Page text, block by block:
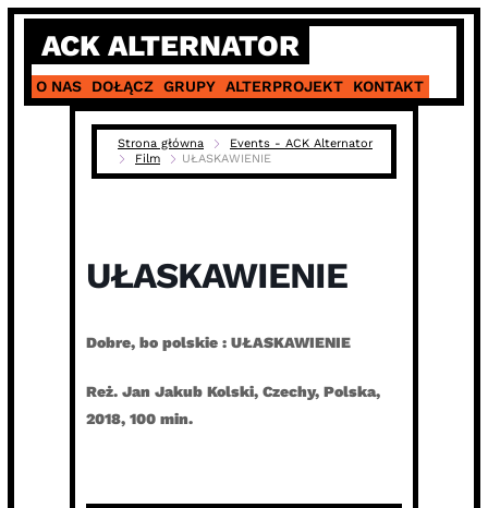
Skip
content
ACK ALTERNATOR
O NAS DOŁĄCZ GRUPY ALTERPROJEKT KONTAKT
Strona główna
Events - ACK Alternator
Film
UŁASKAWIENIE
UŁASKAWIENIE
Dobre, bo polskie : UŁASKAWIENIE
Reż. Jan Jakub Kolski, Czechy, Polska,
2018, 100 min.